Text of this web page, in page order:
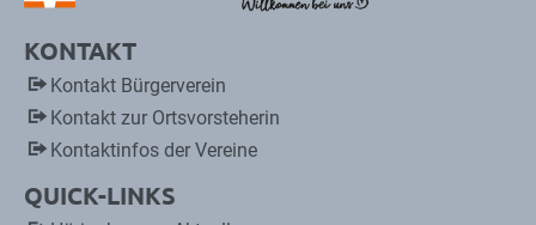
KONTAKT
Kontakt Bürgerverein
Kontakt zur Ortsvorsteherin
Kontaktinfos der Vereine
QUICK-LINKS